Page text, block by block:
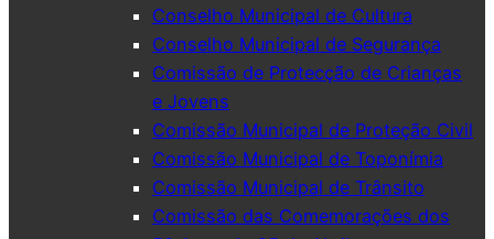
Conselho Municipal de Cultura
Conselho Municipal de Segurança
Comissão de Protecção de Crianças
e Jovens
Comissão Municipal de Proteção Civil
Comissão Municipal de Toponímia
Comissão Municipal de Trânsito
Comissão das Comemorações dos